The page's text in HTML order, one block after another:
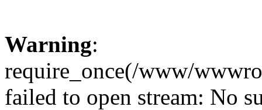
Warning:
require_once(/www/
failed to open stream: No